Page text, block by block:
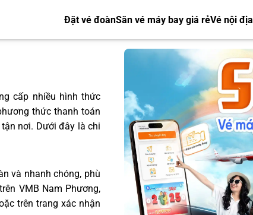
Đặt vé đoànSăn vé máy bay giá rẻVé nội địa
cấp nhiều hình thức
thức thanh toán
nơi. Dưới đây là chi
và nhanh chóng, phù
VMB Nam Phương,
trên trang xác nhận